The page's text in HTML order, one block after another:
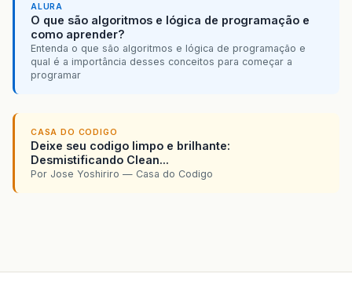
ALURA
O que são algoritmos e lógica de programação e
como aprender?
Entenda o que são algoritmos e lógica de programação e
qual é a importância desses conceitos para começar a
programar
CASA DO CODIGO
Deixe seu codigo limpo e brilhante:
Desmistificando Clean...
Por Jose Yoshiriro — Casa do Codigo